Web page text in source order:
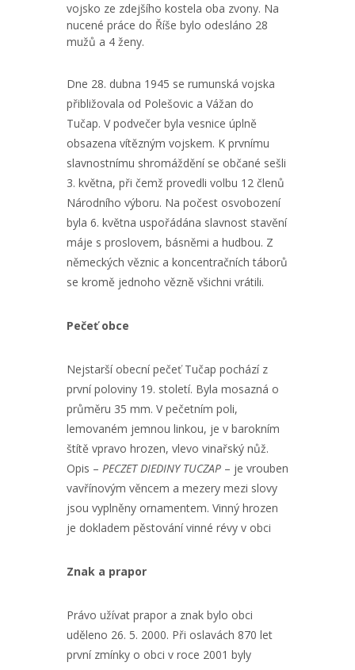
vojsko ze zdejšího kostela oba zvony. Na
nucené práce do Říše bylo odesláno 28
mužů a 4 ženy.
Dne 28. dubna 1945 se rumunská vojska
přibližovala od Polešovic a Vážan do
Tučap. V podvečer byla vesnice úplně
obsazena vítězným vojskem. K prvnímu
slavnostnímu shromáždění se občané sešli
3. května, při čemž provedli volbu 12 členů
Národního výboru. Na počest osvobození
byla 6. května uspořádána slavnost stavění
máje s proslovem, básněmi a hudbou. Z
německých věznic a koncentračních táborů
se kromě jednoho vězně všichni vrátili.
Pečeť obce
Nejstarší obecní pečeť Tučap pochází z
první poloviny 19. století. Byla mosazná o
průměru 35 mm. V pečetním poli,
lemovaném jemnou linkou, je v barokním
štítě vpravo hrozen, vlevo vinařský nůž.
Opis – PECZET DIEDINY TUCZAP – je vrouben
vavřínovým věncem a mezery mezi slovy
jsou vyplněny ornamentem. Vinný hrozen
je dokladem pěstování vinné révy v obci
Znak a prapor
Právo užívat prapor a znak bylo obci
uděleno 26. 5. 2000. Při oslavách 870 let
první zmínky o obci v roce 2001 byly